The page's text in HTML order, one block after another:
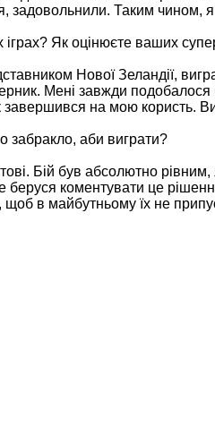
Таким чином,
Як оцінюєте ваших
Нової Зеландії,
Мені завжди
завершився на мою користь.
забракло, аби виграти?
Бій був абсолютно
беруся коментувати це
в майбутньому їх не